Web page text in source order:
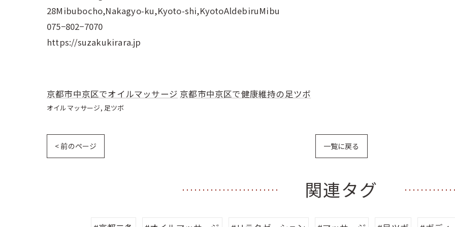
28Mibubocho,Nakagyo-ku,Kyoto-shi,KyotoAldebiruMibu
075−802−7070
https://suzakukirara.jp
京都市中京区でオイルマッサージ 京都市中京区で健康維持の足ツボ
オイルマッサージ 足ツボ
< 前のページ 一覧に戻る
関連タグ